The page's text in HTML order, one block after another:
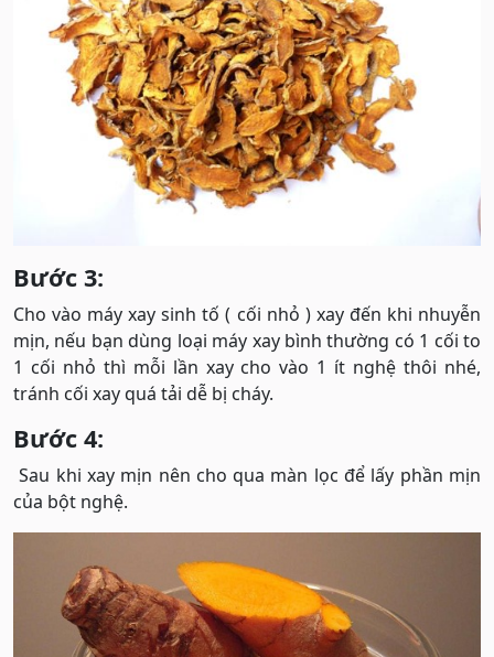
Bước 3:
Cho vào máy xay sinh tố ( cối nhỏ ) xay đến khi nhuyễn
mịn, nếu bạn dùng loại máy xay bình thường có 1 cối to
1 cối nhỏ thì mỗi lần xay cho vào 1 ít nghệ thôi nhé,
tránh cối xay quá tải dễ bị cháy.
Bước 4:
Sau khi xay mịn nên cho qua màn lọc để lấy phần mịn
của bột nghệ.